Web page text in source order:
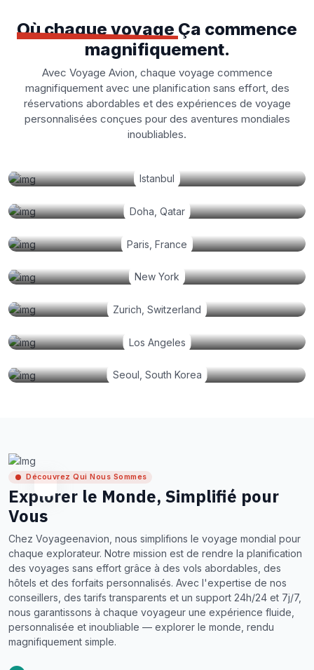
Où chaque voyage Ça commence
magnifiquement.
Avec Voyage Avion, chaque voyage commence
magnifiquement avec une planification sans effort, des
réservations abordables et des expériences de voyage
personnalisées conçues pour des aventures mondiales
inoubliables.
Istanbul
Doha, Qatar
Paris, France
New York
Zurich, Switzerland
Los Angeles
Seoul, South Korea
Découvrez Qui Nous Sommes
Explorer le Monde, Simplifié pour
Vous
Chez Voyageenavion, nous simplifions le voyage mondial pour
chaque explorateur. Notre mission est de rendre la planification
des voyages sans effort grâce à des vols abordables, des
hôtels et des forfaits personnalisés. Avec l'expertise de nos
conseillers, des tarifs transparents et un support 24h/24 et 7j/7,
nous garantissons à chaque voyageur une expérience fluide,
personnalisée et inoubliable — explorer le monde, rendu
magnifiquement simple.